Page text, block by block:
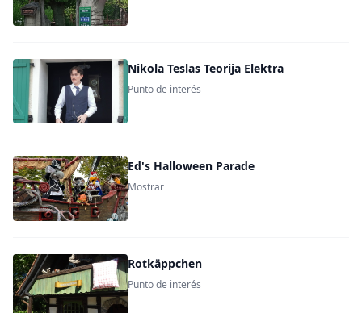
Nikola Teslas Teorija Elektra
Punto de interés
Ed's Halloween Parade
Mostrar
Rotkäppchen
Punto de interés